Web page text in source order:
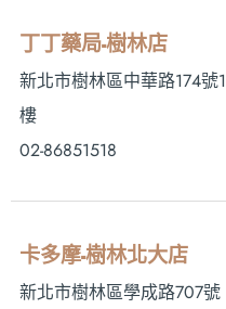
丁丁藥局-樹林店
新北市樹林區中華路174號1
樓
02-86851518
卡多摩-樹林北大店
新北市樹林區學成路707號